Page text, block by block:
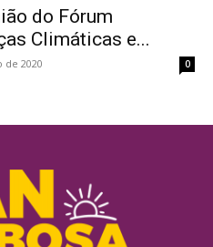
do Fórum
Climáticas e...
2020 0